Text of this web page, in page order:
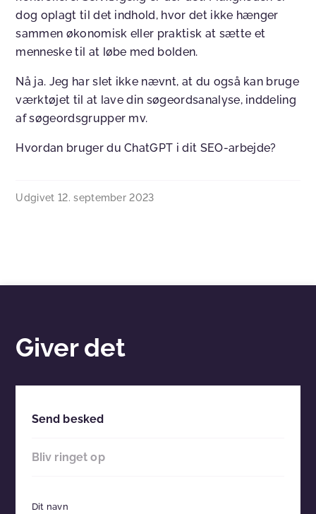
dog oplagt til det indhold, hvor det ikke hænger
sammen økonomisk eller praktisk at sætte et
menneske til at løbe med bolden.
Nå ja. Jeg har slet ikke nævnt, at du også kan bruge
værktøjet til at lave din søgeordsanalyse, inddeling
af søgeordsgrupper mv.
Hvordan bruger du ChatGPT i dit SEO-arbejde?
Udgivet 12. september 2023
Giver det
Send besked
Bliv ringet op
Dit navn